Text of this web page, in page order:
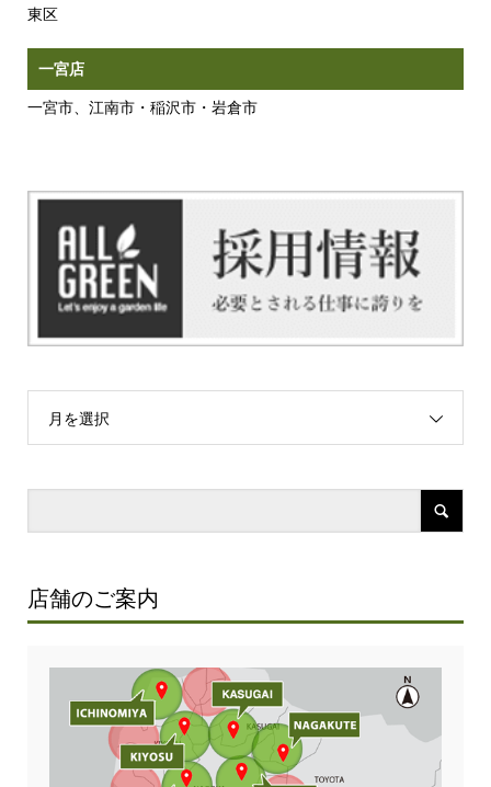
東区
一宮店
一宮市、江南市・稲沢市・岩倉市
月を選択
店舗のご案内